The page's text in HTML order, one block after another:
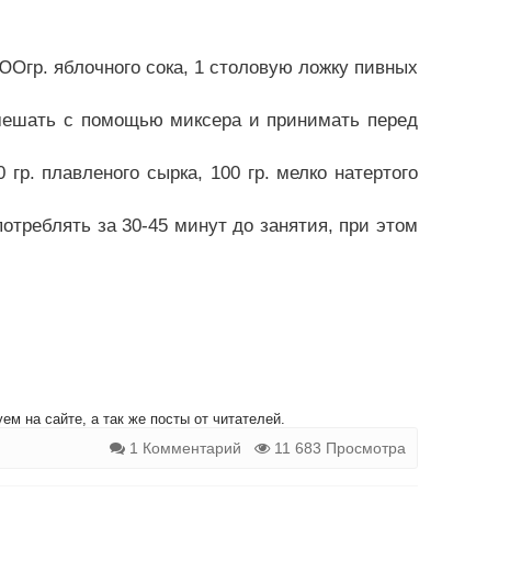
яблочного сока, 1 столовую ложку пивных
с помощью миксера и принимать перед
плавленого сырка, 100 гр. мелко натертого
за 30-45 минут до занятия, при этом
на сайте, а так же посты от читателей.
1 Комментарий 11 683 Просмотра